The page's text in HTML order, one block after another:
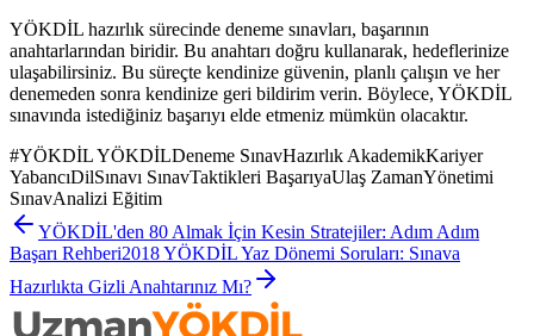
YÖKDİL hazırlık sürecinde deneme sınavları, başarının
anahtarlarından biridir. Bu anahtarı doğru kullanarak, hedeflerinize
ulaşabilirsiniz. Bu süreçte kendinize güvenin, planlı çalışın ve her
denemeden sonra kendinize geri bildirim verin. Böylece, YÖKDİL
sınavında istediğiniz başarıyı elde etmeniz mümkün olacaktır.
#YÖKDİL YÖKDİLDeneme SınavHazırlık AkademikKariyer
YabancıDilSınavı SınavTaktikleri BaşarıyaUlaş ZamanYönetimi
SınavAnalizi Eğitim
YÖKDİL'den 80 Almak İçin Kesin Stratejiler: Adım Adım
Başarı Rehberi2018 YÖKDİL Yaz Dönemi Soruları: Sınava
Hazırlıkta Gizli Anahtarınız Mı?